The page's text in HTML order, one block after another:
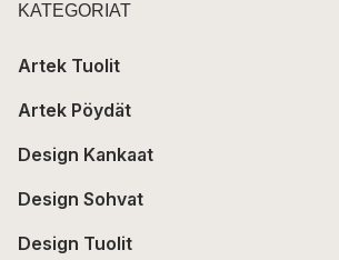
KATEGORIAT
Artek Tuolit
Artek Pöydät
Design Kankaat
Design Sohvat
Design Tuolit